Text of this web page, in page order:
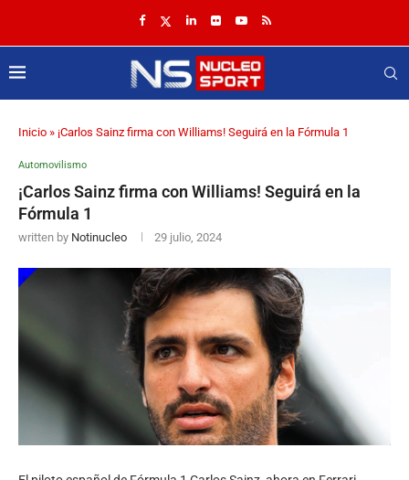
Inicio » ¡Carlos Sainz firma con Williams! Seguirá en la Fórmula 1
Automovilismo
¡Carlos Sainz firma con Williams! Seguirá en la
Fórmula 1
written by Notinucleo 29 julio, 2024